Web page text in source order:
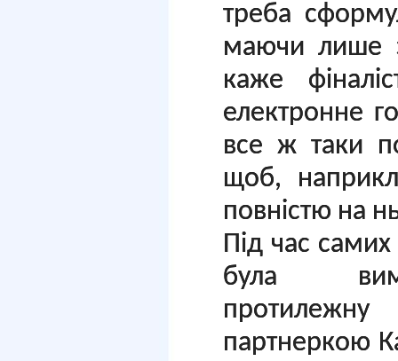
треба
маючи лише
каже
електронне
все ж таки
щоб,
повністю на
Під час самих
була
партнеркою